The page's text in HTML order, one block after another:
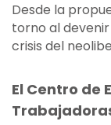
Desde la
torno al
crisis del
El Centro de